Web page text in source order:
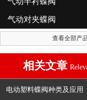
气动对夹蝶阀
查看全部产
相关文章
电动塑料蝶阀种类及应用